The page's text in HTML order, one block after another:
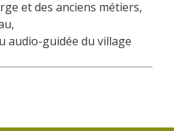
en
et des anciens métiers,
audio-guidée du village